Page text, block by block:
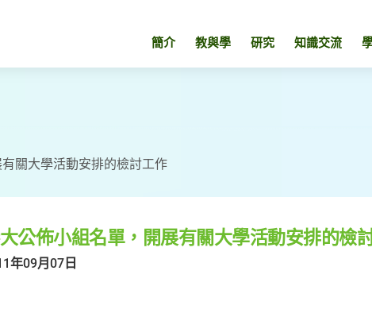
簡介 教與學 研究 知識交流
關大學活動安排的檢討工作
公佈小組名單，開展有關大學活動安排的檢
年09月07日